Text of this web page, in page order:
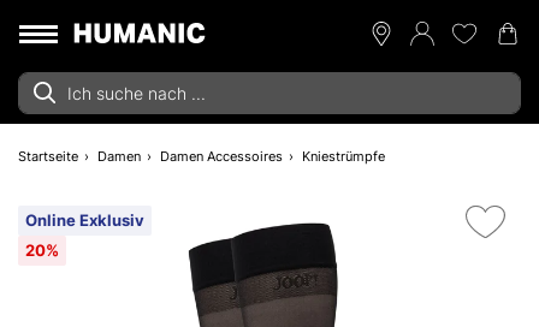
Startseite Damen Damen Accessoires Kniestrümpfe
Online Exklusiv
20%